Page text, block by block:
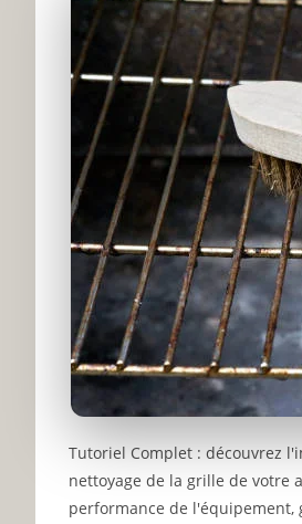
Tutoriel Complet : découvrez
nettoyage de la grille de votre
performance de l'équipement,